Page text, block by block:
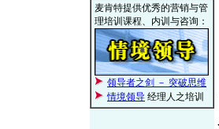
麦肯特提供优秀的营销与管
理培训课程、内训与咨询：
领导者之剑 － 突破思维
情境领导 经理人之培训